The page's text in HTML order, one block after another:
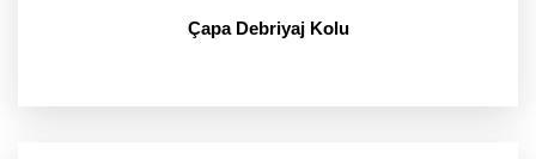
Çapa Debriyaj Kolu